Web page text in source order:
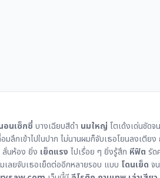
อนเซ็กซี่ บางเฉียบสีดำ นมใหญ่ โตเด้งเด่นชัด
มลึกเข้าไปในปาก ไม่นานผมก็จับเธอโยนลงเตีย
ลั่นห้อง ยิ่ง เย็ดแรง ไปเรื่อย ๆ ยิ่งรู้สึก หีฟิต รัด
เลยจับเธอเย็ดต่ออีกหลายรอบ แบบ โดนเย็ด จ